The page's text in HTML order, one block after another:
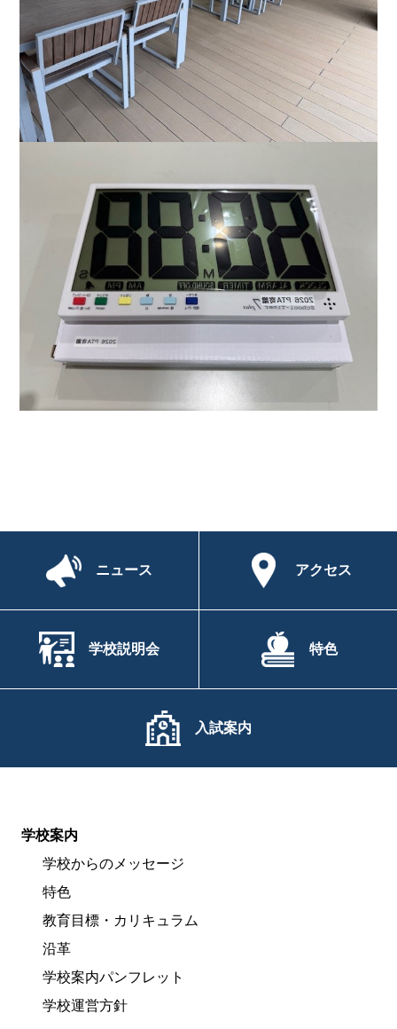
ニュース アクセス
学校説明会 特色
入試案内
学校案内
学校からのメッセージ
特色
教育目標・カリキュラム
沿革
学校案内パンフレット
学校運営方針